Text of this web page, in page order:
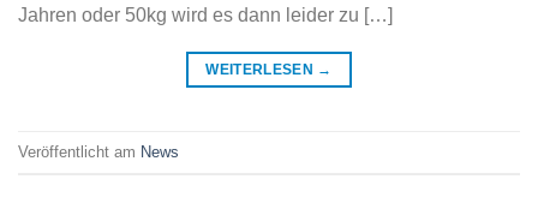
Jahren oder 50kg wird es dann leider zu […]
WEITERLESEN →
Veröffentlicht am News